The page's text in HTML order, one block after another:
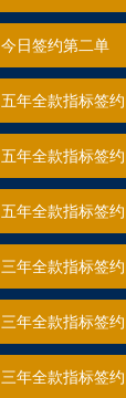
今日签约第二单
五年全款指标签约
五年全款指标签约
五年全款指标签约
三年全款指标签约
三年全款指标签约
三年全款指标签约